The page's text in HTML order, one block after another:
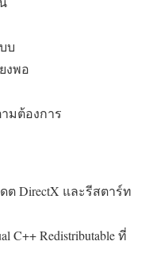
บ
งพอ
มต้องการ
ต DirectX และรีสตาร์ท
C++ Redistributable ที่